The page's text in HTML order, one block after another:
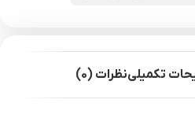
تکمیلینظرات (0)